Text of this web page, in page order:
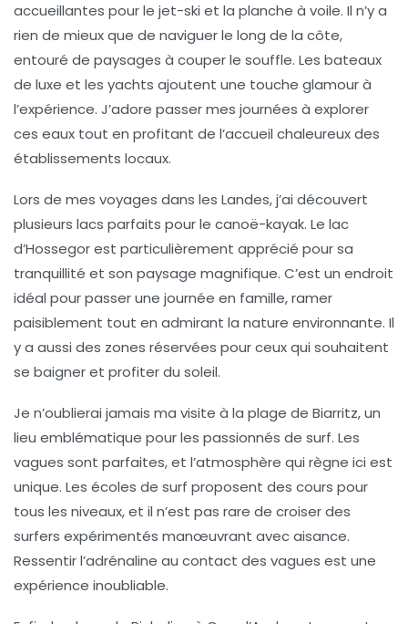
accueillantes pour le jet-ski et la planche à voile. Il n’y a
rien de mieux que de naviguer le long de la côte,
entouré de paysages à couper le souffle. Les bateaux
de luxe et les yachts ajoutent une touche glamour à
l’expérience. J’adore passer mes journées à explorer
ces eaux tout en profitant de l’accueil chaleureux des
établissements locaux.
Lors de mes voyages dans les Landes, j’ai découvert
plusieurs lacs parfaits pour le canoë-kayak. Le lac
d’Hossegorest particulièrement apprécié pour sa
tranquillité et son paysage magnifique. C’est un endroit
idéal pour passer une journée en famille, ramer
paisiblement tout en admirant la nature environnante. Il
y a aussi des zones réservées pour ceux qui souhaitent
se baigner et profiter du soleil.
Je n’oublierai jamais ma visite à la plage de Biarritz, un
lieu emblématique pour les passionnés de surf. Les
vagues sont parfaites, et l’atmosphère qui règne ici est
unique. Les écoles de surf proposent des cours pour
tous les niveaux, et il n’est pas rare de croiser des
surfers expérimentés manœuvrant avec aisance.
Ressentir l’adrénaline au contact des vagues est une
expérience inoubliable.